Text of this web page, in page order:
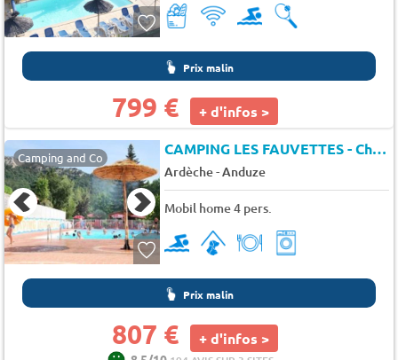
Prix malin
799 € + d'infos >
Camping and Co CAMPING LES FAUVETTES - Chalet CLUB 3 samedi/samedi
Ardèche-Anduze
Mobil home 4 pers.
Prix malin
807 € + d'infos >